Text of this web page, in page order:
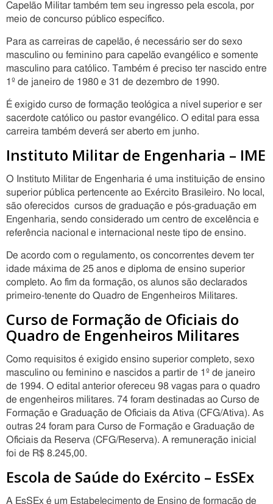
Capelão Militar também tem seu ingresso pela escola, por
meio de concurso público específico.
Para as carreiras de capelão, é necessário ser do sexo
masculino ou feminino para capelão evangélico e somente
masculino para católico. Também é preciso ter nascido entre
1º de janeiro de 1980 e 31 de dezembro de 1990.
É exigido curso de formação teológica a nível superior e ser
sacerdote católico ou pastor evangélico. O edital para essa
carreira também deverá ser aberto em junho.
Instituto Militar de Engenharia – IME
O Instituto Militar de Engenharia é uma instituição de ensino
superior pública pertencente ao Exército Brasileiro. No local,
são oferecidos cursos de graduação e pós-graduação em
Engenharia, sendo considerado um centro de excelência e
referência nacional e internacional neste tipo de ensino.
De acordo com o regulamento, os concorrentes devem ter
idade máxima de 25 anos e diploma de ensino superior
completo. Ao fim da formação, os alunos são declarados
primeiro-tenente do Quadro de Engenheiros Militares.
Curso de Formação de Oficiais do
Quadro de Engenheiros Militares
Como requisitos é exigido ensino superior completo, sexo
masculino ou feminino e nascidos a partir de 1º de janeiro
de 1994. O edital anterior ofereceu 98 vagas para o quadro
de engenheiros militares. 74 foram destinadas ao Curso de
Formação e Graduação de Oficiais da Ativa (CFG/Ativa). As
outras 24 foram para Curso de Formação e Graduação de
Oficiais da Reserva (CFG/Reserva). A remuneração inicial
foi de R$ 8.245,00.
Escola de Saúde do Exército – EsSEx
A EsSEx é um Estabelecimento de Ensino de formação de